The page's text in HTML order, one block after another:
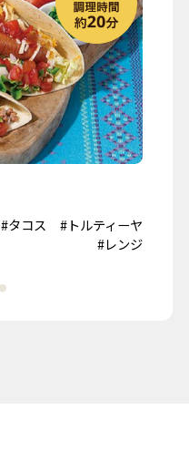
春の行楽
記念日・お祝い
#タコス
#トルティーヤ
#レンジ